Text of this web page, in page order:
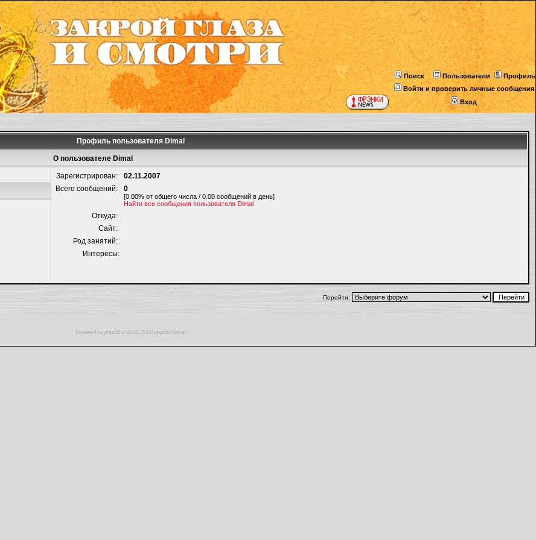
Поиск Пользователи
Профиль
Войти и проверить личные сообщения
Вход
Профиль пользователя Dimal
О пользователе Dimal
Зарегистрирован:
02.11.2007
Всего сообщений:
0
[0.00% от общего числа / 0.00 сообщений в день]
Найти все сообщения пользователя Dimal
Откуда:
Сайт:
Род занятий:
Интересы:
Перейти:
Powered byphpBB© 2001, 2005 phpBB Group